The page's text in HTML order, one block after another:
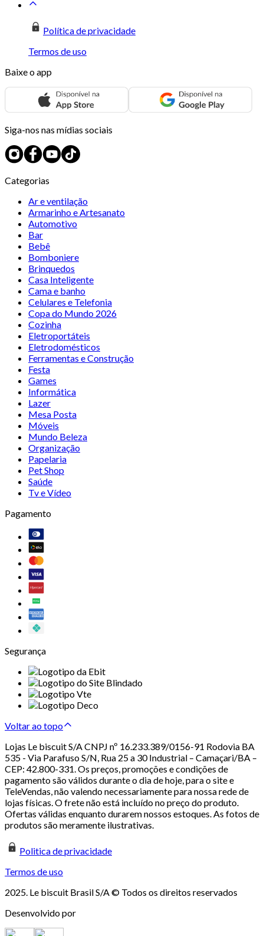
Política de privacidade
Termos de uso
Baixe o app
Siga-nos nas mídias sociais
Categorias
Ar e ventilação
Armarinho e Artesanato
Automotivo
Bar
Bebê
Bomboniere
Brinquedos
Casa Inteligente
Cama e banho
Celulares e Telefonia
Copa do Mundo 2026
Cozinha
Eletroportáteis
Eletrodomésticos
Ferramentas e Construção
Festa
Games
Informática
Lazer
Mesa Posta
Móveis
Mundo Beleza
Organização
Papelaria
Pet Shop
Saúde
Tv e Vídeo
Pagamento
Segurança
Voltar ao topo
Lojas Le biscuit S/A CNPJ nº 16.233.389/0156-91 Rodovia BA
535 - Via Parafuso S/N, Rua 25 a 30 Industrial – Camaçari/BA –
CEP: 42.800-331. Os preços, promoções e condições de
pagamento são válidos durante o dia de hoje, para o site e
TeleVendas, não valendo necessariamente para nossa rede de
lojas físicas. O frete não está incluído no preço do produto.
Ofertas válidas enquanto durarem nossos estoques. As fotos de
produtos são meramente ilustrativas.
Politica de privacidade
Termos de uso
2025. Le biscuit Brasil S/A © Todos os direitos reservados
Desenvolvido por